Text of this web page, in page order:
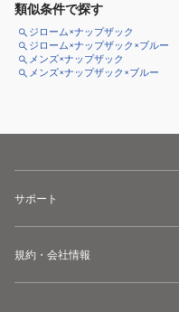
類似条件で探す
ジローム×ナップザック
ジローム×ナップザック×ブルー
メンズ×ナップザック
メンズ×ナップザック×ブルー
サポート
規約・会社情報